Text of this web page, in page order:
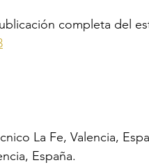
completa del
La Fe, Valencia,
España.